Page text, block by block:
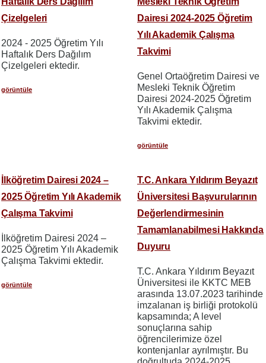
Çizelgeleri
2024 - 2025 Öğretim Yılı
Haftalık Ders Dağılım
Çizelgeleri ektedir.
görüntüle
Dairesi 2024-2025 Öğretim
Yılı Akademik Çalışma
Takvimi
Genel Ortaöğretim Dairesi ve
Mesleki Teknik Öğretim
Dairesi 2024-2025 Öğretim
Yılı Akademik Çalışma
Takvimi ektedir.
görüntüle
İlköğretim Dairesi 2024 –
2025 Öğretim Yılı Akademik
Çalışma Takvimi
İlköğretim Dairesi 2024 –
2025 Öğretim Yılı Akademik
Çalışma Takvimi ektedir.
görüntüle
T.C. Ankara Yıldırım Beyazıt
Üniversitesi Başvurularının
Değerlendirmesinin
Tamamlanabilmesi Hakkında
Duyuru
T.C. Ankara Yıldırım Beyazıt
Üniversitesi ile KKTC MEB
arasında 13.07.2023 tarihinde
imzalanan iş birliği protokolü
kapsamında; A level
sonuçlarına sahip
öğrencilerimize özel
kontenjanlar ayrılmıştır. Bu